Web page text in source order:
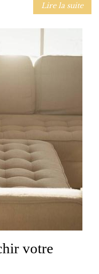
Lire la suite
votre